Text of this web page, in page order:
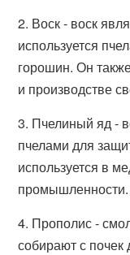
2. Воск - воск
используется
горошин. Он
и производстве
3. Пчелиный яд -
пчелами для
используется в
промышленности.
4. Прополис -
собирают с почек